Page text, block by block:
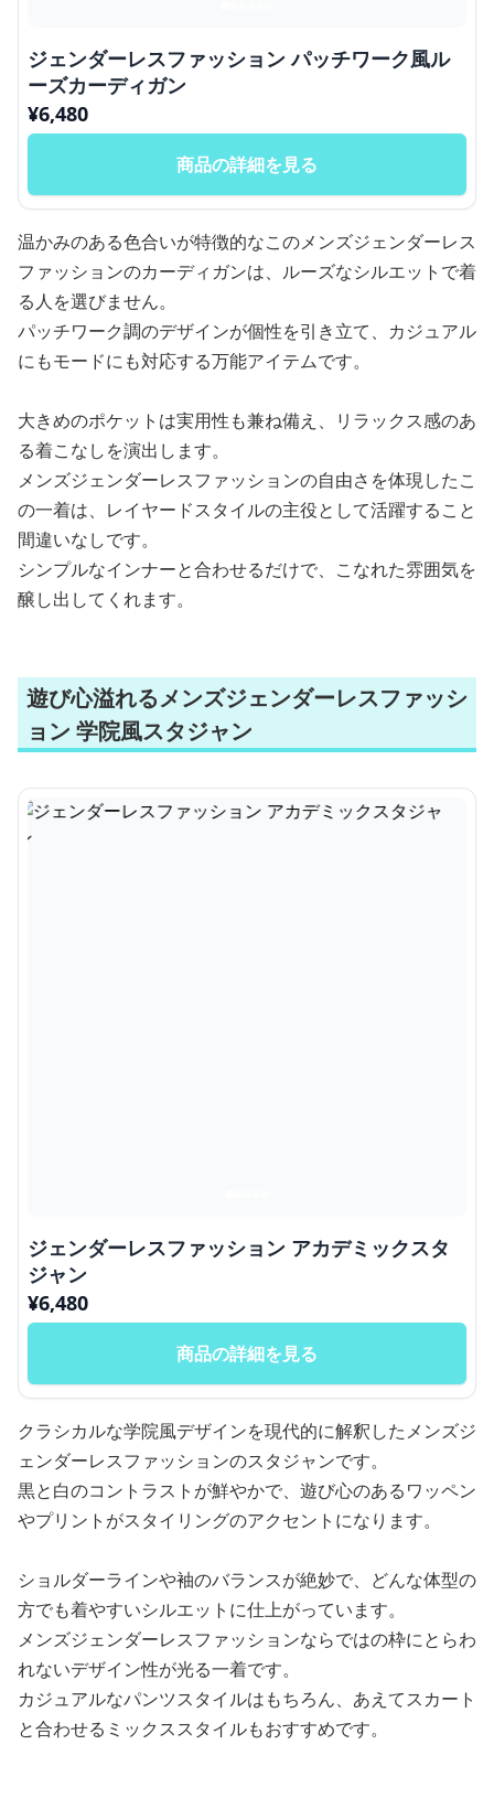
ジェンダーレスファッション パッチワーク風ル
ーズカーディガン
¥6,480
商品の詳細を見る
温かみのある色合いが特徴的なこのメンズジェンダーレス
ファッションのカーディガンは、ルーズなシルエットで着
る人を選びません。
パッチワーク調のデザインが個性を引き立て、カジュアル
にもモードにも対応する万能アイテムです。
大きめのポケットは実用性も兼ね備え、リラックス感のあ
る着こなしを演出します。
メンズジェンダーレスファッションの自由さを体現したこ
の一着は、レイヤードスタイルの主役として活躍すること
間違いなしです。
シンプルなインナーと合わせるだけで、こなれた雰囲気を
醸し出してくれます。
遊び心溢れるメンズジェンダーレスファッシ
ョン 学院風スタジャン
ジェンダーレスファッション アカデミックスタ
ジャン
¥6,480
商品の詳細を見る
クラシカルな学院風デザインを現代的に解釈したメンズジ
ェンダーレスファッションのスタジャンです。
黒と白のコントラストが鮮やかで、遊び心のあるワッペン
やプリントがスタイリングのアクセントになります。
ショルダーラインや袖のバランスが絶妙で、どんな体型の
方でも着やすいシルエットに仕上がっています。
メンズジェンダーレスファッションならではの枠にとらわ
れないデザイン性が光る一着です。
カジュアルなパンツスタイルはもちろん、あえてスカート
と合わせるミックススタイルもおすすめです。